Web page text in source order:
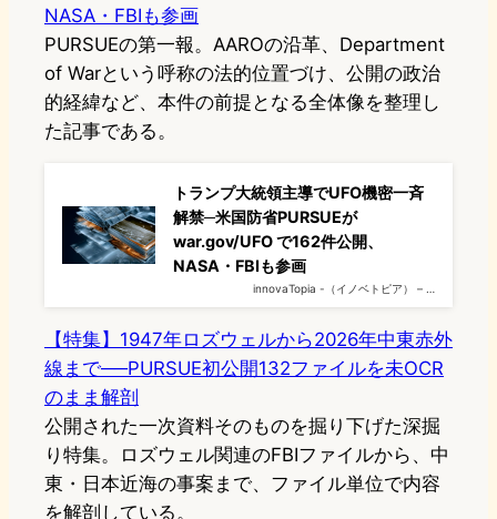
NASA・FBIも参画
PURSUEの第一報。AAROの沿革、Department
of Warという呼称の法的位置づけ、公開の政治
的経緯など、本件の前提となる全体像を整理し
た記事である。
トランプ大統領主導でUFO機密一斉
解禁─米国防省PURSUEが
war.gov/UFO で162件公開、
NASA・FBIも参画
innovaTopia -（イノベトピア） – …
【特集】1947年ロズウェルから2026年中東赤外
線まで──PURSUE初公開132ファイルを未OCR
のまま解剖
公開された一次資料そのものを掘り下げた深掘
り特集。ロズウェル関連のFBIファイルから、中
東・日本近海の事案まで、ファイル単位で内容
を解剖している。